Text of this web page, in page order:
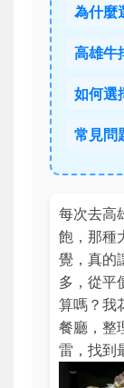
為什麼
高雄牛
如何選
常見問
每次去高
飽，那種
覺，真的
多，從平
算嗎？我
餐廳，整
雷，找到